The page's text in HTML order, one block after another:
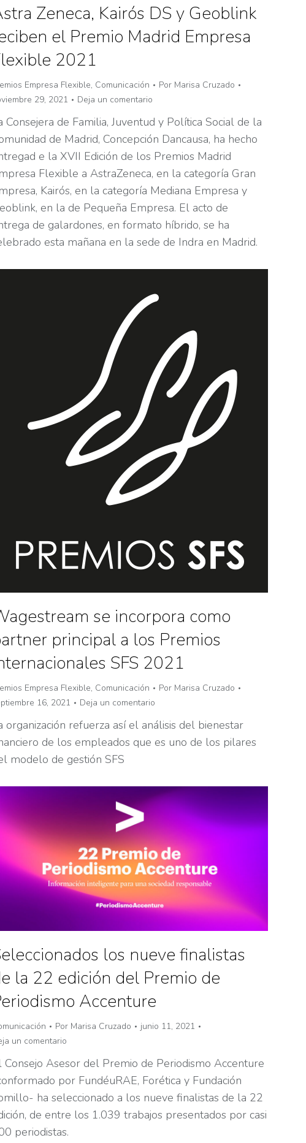
Zeneca, Kairós DS y Geoblink
el Premio Madrid Empresa
2021
Empresa Flexible, Comunicación Por Marisa Cruzado
29, 2021
Deja un comentario
Consejera de Familia, Juventud y Política Social de la
de Madrid, Concepción Dancausa, ha hecho
e la XVII Edición de los Premios Madrid
Flexible a AstraZeneca, en la categoría Gran
Kairós, en la categoría Mediana Empresa y
en la de Pequeña Empresa. El acto de
de galardones, en formato híbrido, se ha
esta mañana en la sede de Indra en Madrid.
se incorpora como
principal a los Premios
SFS 2021
Empresa Flexible, Comunicación Por Marisa Cruzado
16, 2021
Deja un comentario
organización refuerza así el análisis del bienestar
de los empleados que es uno de los pilares
modelo de gestión SFS
los nueve finalistas
la 22 edición del Premio de
Accenture
Por Marisa Cruzado
junio 11, 2021
un comentario
Consejo Asesor del Premio de Periodismo Accenture
por FundéuRAE, Forética y Fundación
ha seleccionado a los nueve finalistas de la 22
de entre los 1.039 trabajos presentados por casi
periodistas.